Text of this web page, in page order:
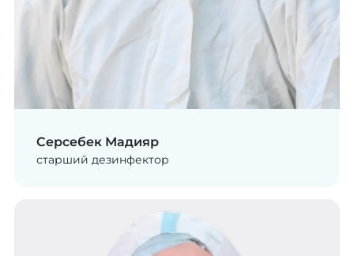
Серсебек Мадияр
старший дезинфектор